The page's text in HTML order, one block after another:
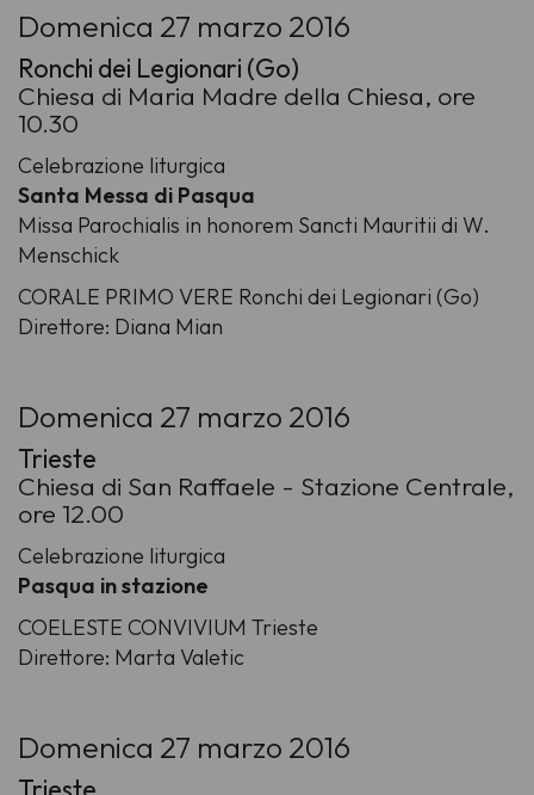
Domenica 27 marzo 2016
Ronchi dei Legionari (Go)
Chiesa di Maria Madre della Chiesa, ore
10.30
Celebrazione liturgica
Santa Messa di Pasqua
Missa Parochialis in honorem Sancti Mauritii di W.
Menschick
CORALE PRIMO VERE Ronchi dei Legionari (Go)
Direttore: Diana Mian
Domenica 27 marzo 2016
Trieste
Chiesa di San Raffaele - Stazione Centrale,
ore 12.00
Celebrazione liturgica
Pasqua in stazione
COELESTE CONVIVIUM Trieste
Direttore: Marta Valetic
Domenica 27 marzo 2016